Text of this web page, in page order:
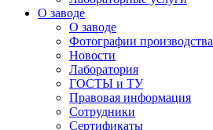
О заводе
О заводе
Фотографии производства
Новости
Лаборатория
ГОСТЫ и ТУ
Правовая информация
Сотрудники
Сертификаты